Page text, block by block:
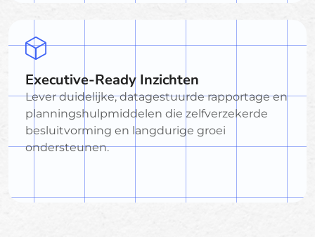
Executive-Ready Inzichten
Lever duidelijke, datagestuurde rapportage en
planningshulpmiddelen die zelfverzekerde
besluitvorming en langdurige groei
ondersteunen.